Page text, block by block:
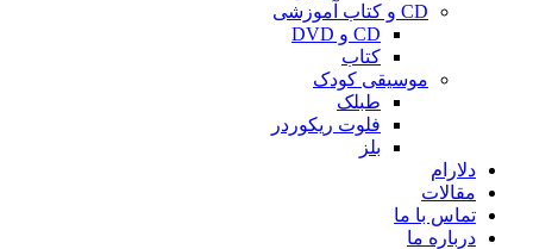
CD و کتاب آموزشی
CD و DVD
کتاب
موسیقی کودک
طبلک
فلوت ریکوردر
بلز
دلارام
مقالات
تماس با ما
درباره ما